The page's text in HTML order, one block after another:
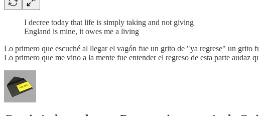
I decree today that life is simply taking and not giving
England is mine, it owes me a living
Lo primero que escuché al llegar el vagón fue un grito de "ya regrese" un grito
Lo primero que me vino a la mente fue entender el regreso de esta parte audaz